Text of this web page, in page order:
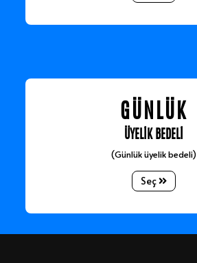
GÜNLÜK
ÜYELİK BEDELİ
(Günlük üyelik bedeli)
Seç